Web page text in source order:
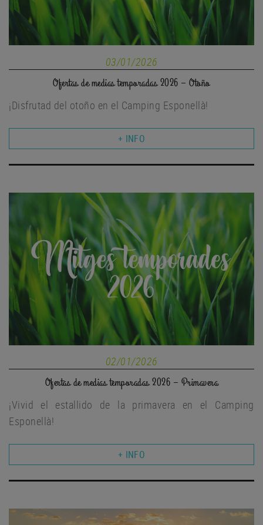
03/01/2026
Ofertas de medias temporadas 2026 – Otoño
¡Disfrutad del otoño en el Camping Esponellà!
+ INFO
02/01/2026
Ofertas de medias temporadas 2026 – Primavera
¡Vivid el estallido de la primavera en el Camping
Esponellà!
+ INFO